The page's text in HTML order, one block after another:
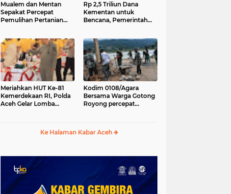
Mualem dan Mentan
Sepakat Percepat
Pemulihan Pertanian
Rp 2,5 Triliun Dana
Kementan untuk
Bencana, Pemerintah
Meriahkan HUT Ke-81
Kemerdekaan RI, Polda
Aceh Gelar Lomba
Kodim 0108/Agara
Bersama Warga Gotong
Royong percepat
Tenggara
Ke Halaman Kabar Aceh